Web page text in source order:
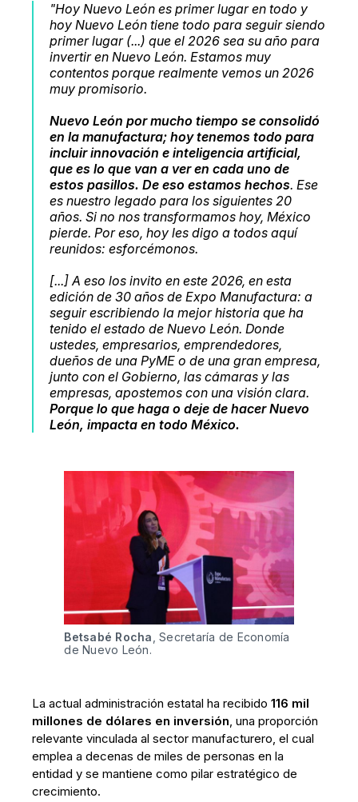
"Hoy Nuevo León es primer lugar en todo y
hoy Nuevo León tiene todo para seguir siendo
primer lugar (...) que el 2026 sea su año para
invertir en Nuevo León. Estamos muy
contentos porque realmente vemos un 2026
muy promisorio.
Nuevo León por mucho tiempo se consolidó
en la manufactura; hoy tenemos todo para
incluir innovación e inteligencia artificial,
que es lo que van a ver en cada uno de
estos pasillos. De eso estamos hechos. Ese
es nuestro legado para los siguientes 20
años. Si no nos transformamos hoy, México
pierde. Por eso, hoy les digo a todos aquí
reunidos: esforcémonos.
[...] A eso los invito en este 2026, en esta
edición de 30 años de Expo Manufactura: a
seguir escribiendo la mejor historia que ha
tenido el estado de Nuevo León. Donde
ustedes, empresarios, emprendedores,
dueños de una PyME o de una gran empresa,
junto con el Gobierno, las cámaras y las
empresas, apostemos con una visión clara.
Porque lo que haga o deje de hacer Nuevo
León, impacta en todo México.
Betsabé Rocha , Secretaría de Economía
de Nuevo León.
La actual administración estatal ha recibido116 mil
millones de dólares en inversión , una proporción
relevante vinculada al sector manufacturero, el cual
emplea a decenas de miles de personas en la
entidad y se mantiene como pilar estratégico de
crecimiento.